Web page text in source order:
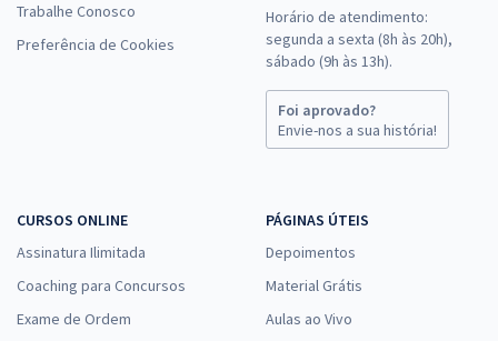
Trabalhe Conosco
Preferência de Cookies
Horário de atendimento:
segunda a sexta (8h às 20h),
sábado (9h às 13h).
Foi aprovado?
Envie-nos a sua história!
CURSOS ONLINE
Assinatura Ilimitada
Coaching para Concursos
Exame de Ordem
PÁGINAS ÚTEIS
Depoimentos
Material Grátis
Aulas ao Vivo